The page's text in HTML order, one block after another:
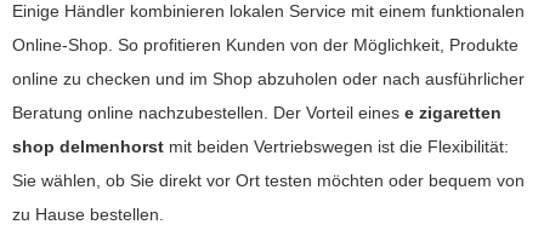
Einige Händler kombinieren lokalen Service mit einem funktionalen
Online-Shop. So profitieren Kunden von der Möglichkeit, Produkte
online zu checken und im Shop abzuholen oder nach ausführlicher
Beratung online nachzubestellen. Der Vorteil eines e zigaretten
shop delmenhorst mit beiden Vertriebswegen ist die Flexibilität:
Sie wählen, ob Sie direkt vor Ort testen möchten oder bequem von
zu Hause bestellen.